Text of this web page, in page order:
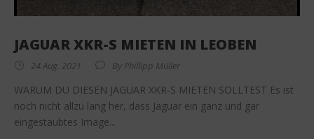
JAGUAR XKR-S MIETEN IN LEOBEN
24 Aug. 2021 By Phillipp Müller
WARUM DU DIESEN JAGUAR XKR-S MIETEN SOLLTEST Es ist
noch nicht allzu lang her, dass Jaguar ein ganz und gar
eingestaubtes Image...